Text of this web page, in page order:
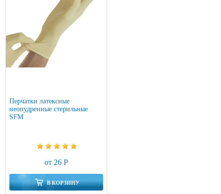
Перчатки латексные
неопудренные стерильные
SFM
от 26 Р
В КОРЗИНУ